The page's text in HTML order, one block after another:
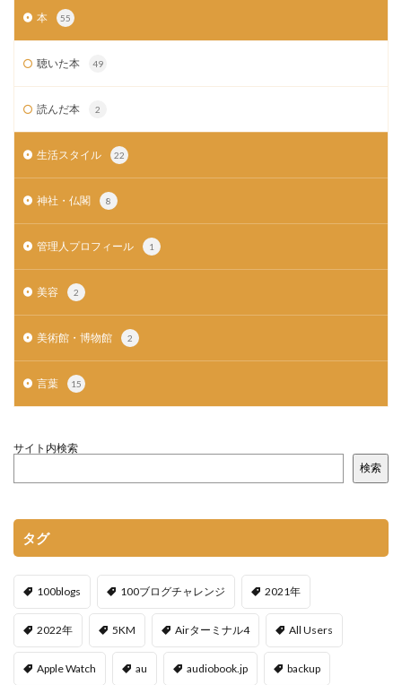
本 55
聴いた本 49
読んだ本 2
生活スタイル 22
神社・仏閣 8
管理人プロフィール 1
美容 2
美術館・博物館 2
言葉 15
サイト内検索
検索
タグ
100blogs 100ブログチャレンジ 2021年
2022年 5KM Airターミナル4 All Users
Apple Watch au audiobook.jp backup